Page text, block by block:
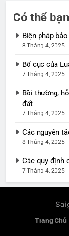
Có thể
Biện pháp
8 Tháng 4, 2025
Bố cục của
7 Tháng 4, 2025
Bồi thường,
đất
7 Tháng 4, 2025
Các nguyên
8 Tháng 4, 2025
Các quy định
7 Tháng 4, 2025
Trang Chủ